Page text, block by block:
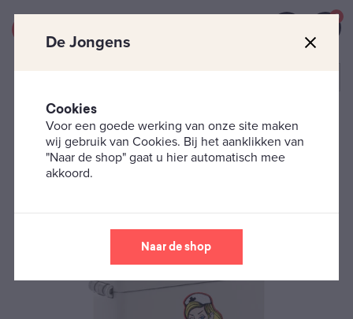
0
Zippo's Zippo Design Zippo – Nurse Tattoo
De Jongens
Cookies
Voor een goede werking van onze site maken
wij gebruik van Cookies. Bij het aanklikken van
"Naar de shop" gaat u hier automatisch mee
akkoord.
Naar de shop